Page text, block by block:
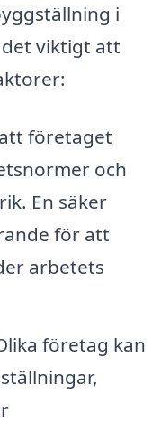
i
viktigt att
företaget
och
En säker
för att
arbetets
företag kan